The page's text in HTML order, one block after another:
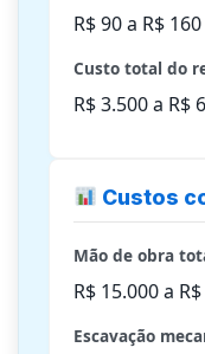
R$ 90 a R$
Custo total do
R$ 3.500 a R$
Custos
Mão de obra
R$ 15.000 a
Escavação